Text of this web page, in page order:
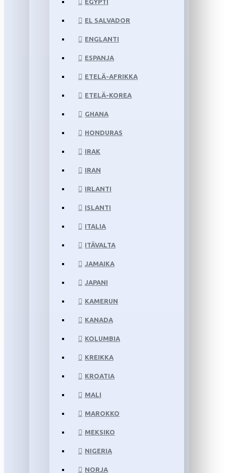
EGYPTI
EL SALVADOR
ENGLANTI
ESPANJA
ETELÄ-AFRIKKA
ETELÄ-KOREA
GHANA
HONDURAS
IRAK
IRAN
IRLANTI
ISLANTI
ITALIA
ITÄVALTA
JAMAIKA
JAPANI
KAMERUN
KANADA
KOLUMBIA
KREIKKA
KROATIA
MALI
MAROKKO
MEKSIKO
NIGERIA
NORJA